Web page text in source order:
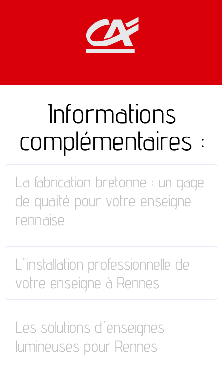
Informations
complémentaires :
La fabrication bretonne : un gage
de qualité pour votre enseigne
rennaise
L'installation professionnelle de
votre enseigne à Rennes
Les solutions d'enseignes
lumineuses pour Rennes